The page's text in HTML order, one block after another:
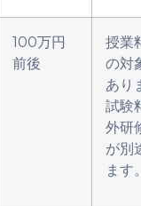
100万円
前後
授業
の対
あり
試験
外研
が別
ます。